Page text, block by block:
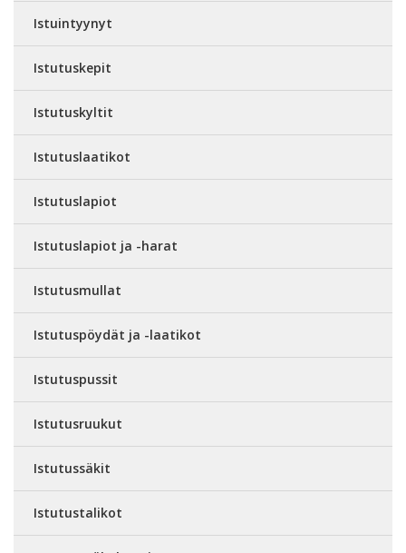
Istuintyynyt
Istutuskepit
Istutuskyltit
Istutuslaatikot
Istutuslapiot
Istutuslapiot ja -harat
Istutusmullat
Istutuspöydät ja -laatikot
Istutuspussit
Istutusruukut
Istutussäkit
Istutustalikot